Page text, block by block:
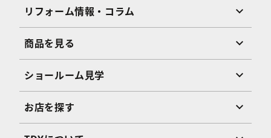
リフォーム情報・コラム
商品を見る
ショールーム見学
お店を探す